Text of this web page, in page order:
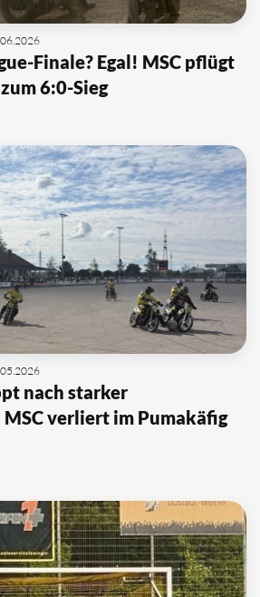
Finale? Egal! MSC pflügt
6:0-Sieg
nach starker
MSC verliert im Pumakäfig